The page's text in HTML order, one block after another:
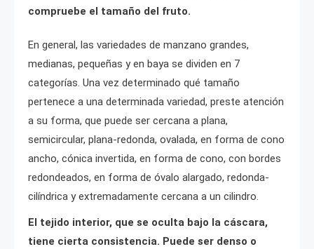
compruebe el tamaño del fruto.
En general, las variedades de manzano grandes,
medianas, pequeñas y en baya se dividen en 7
categorías. Una vez determinado qué tamaño
pertenece a una determinada variedad, preste atención
a su forma, que puede ser cercana a plana,
semicircular, plana-redonda, ovalada, en forma de cono
ancho, cónica invertida, en forma de cono, con bordes
redondeados, en forma de óvalo alargado, redonda-
cilíndrica y extremadamente cercana a un cilindro.
El tejido interior, que se oculta bajo la cáscara,
tiene cierta consistencia. Puede ser denso o